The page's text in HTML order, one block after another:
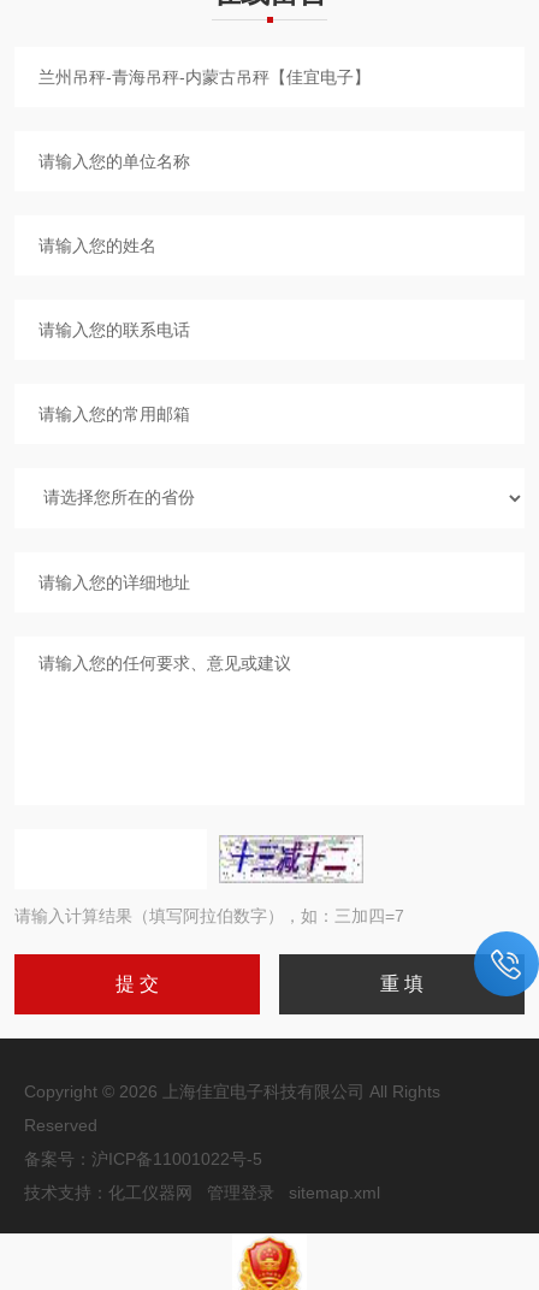
请输入计算结果（填写阿拉伯数字），如：三加四=7
Copyright © 2026 上海佳宜电子科技有限公司 All Rights
Reserved
备案号： 沪ICP备11001022号-5
技术支持： 化工仪器网 管理登录 sitemap.xml